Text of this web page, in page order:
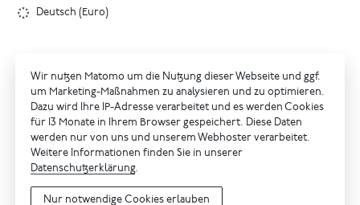
Deutsch (Euro)
Wir nutzen Matomo um die Nutzung dieser Webseite und ggf.
um Marketing-Maßnahmen zu analysieren und zu optimieren.
Dazu wird Ihre IP-Adresse verarbeitet und es werden Cookies
für 13 Monate in Ihrem Browser gespeichert. Diese Daten
werden nur von uns und unserem Webhoster verarbeitet.
Weitere Informationen finden Sie in unserer
Datenschutzerklärung.
Nur notwendige Cookies erlauben